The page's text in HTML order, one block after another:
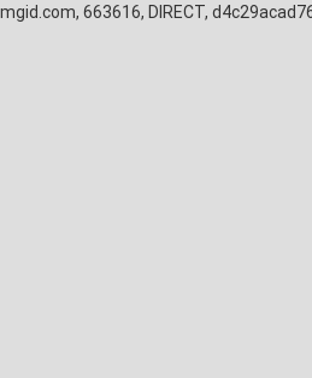
mgid.com, 663616, DIRECT,